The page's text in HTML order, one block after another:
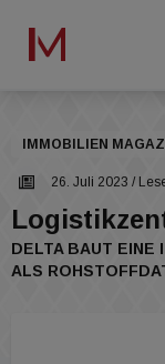
IMMOBILIEN
26. Juli 2023 /
DELTA BAUT EINE
ALS